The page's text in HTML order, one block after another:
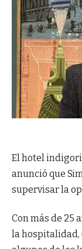
El hotel
anunció que
supervisar la
Con más de 25
la hospitalidad,